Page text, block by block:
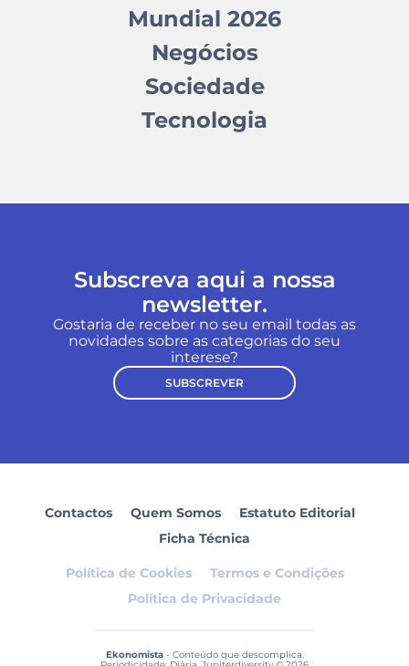
Mundial 2026
Negócios
Sociedade
Tecnologia
Subscreva aqui a nossa
newsletter.
Gostaria de receber no seu email todas as
novidades sobre as categorias do seu
interese?
SUBSCREVER
Contactos Quem Somos
Estatuto Editorial
Ficha Técnica
Política de Cookies
Termos e Condições
Política de Privacidade
Ekonomista- Conteúdo que descomplica.